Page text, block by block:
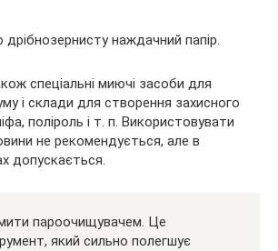
дрібнозернисту наждачний папір.
спеціальні миючі засоби для
і склади для створення захисного
поліроль і т. п. Використовувати
не рекомендується, але в
допускається.
пароочищувачем. Це
який сильно полегшує